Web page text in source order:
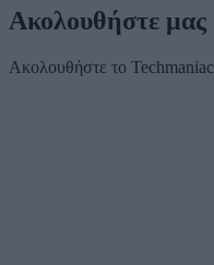
Ακολουθήστε μας
Ακολουθήστε το